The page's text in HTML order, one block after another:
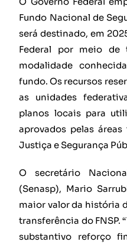
Fundo Nacional de
será destinado, em
Federal por meio de
modalidade
fundo. Os recursos
as unidades
planos locais para
aprovados pelas
Justiça e Segurança
O secretário
(Senasp), Mario
maior valor da história
transferência do FNSP.
substantivo reforço